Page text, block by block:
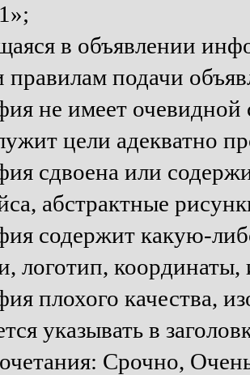
в объявлении
подачи
не имеет очевидной
цели адекватно
сдвоена или
абстрактные
содержит какую-
логотип, координаты,
плохого качества,
указывать в
Срочно,